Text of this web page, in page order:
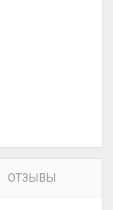
ОТЗЫВЫ